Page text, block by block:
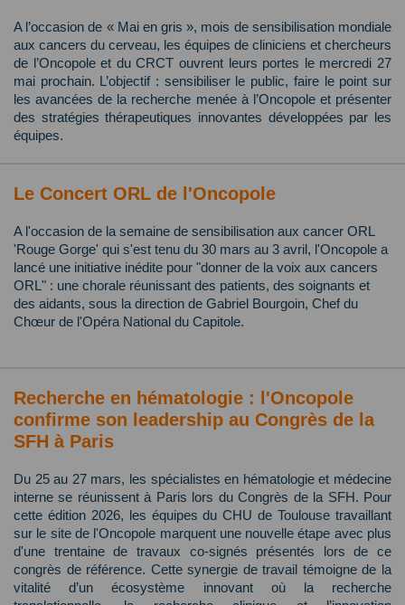
A l’occasion de « Mai en gris », mois de sensibilisation mondiale
aux cancers du cerveau, les équipes de cliniciens et chercheurs
de l’Oncopole et du CRCT ouvrent leurs portes le mercredi 27
mai prochain. L’objectif : sensibiliser le public, faire le point sur
les avancées de la recherche menée à l’Oncopole et présenter
des stratégies thérapeutiques innovantes développées par les
équipes.
Le Concert ORL de l'Oncopole
A l'occasion de la semaine de sensibilisation aux cancer ORL
'Rouge Gorge' qui s'est tenu du 30 mars au 3 avril, l'Oncopole a
lancé une initiative inédite pour "donner de la voix aux cancers
ORL" : une chorale réunissant des patients, des soignants et
des aidants, sous la direction de Gabriel Bourgoin, Chef du
Chœur de l'Opéra National du Capitole.
Recherche en hématologie : l'Oncopole
confirme son leadership au Congrès de la
SFH à Paris
Du 25 au 27 mars, les spécialistes en hématologie et médecine
interne se réunissent à Paris lors du Congrès de la SFH. Pour
cette édition 2026, les équipes du CHU de Toulouse travaillant
sur le site de l'Oncopole marquent une nouvelle étape avec plus
d'une trentaine de travaux co-signés présentés lors de ce
congrès de référence. Cette synergie de travail témoigne de la
vitalité d’un écosystème innovant où la recherche